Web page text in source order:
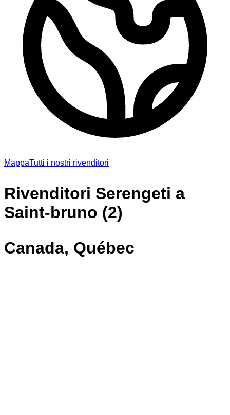
MappaTutti i nostri rivenditori
Rivenditori Serengeti a
Saint-bruno (2)
Canada, Québec